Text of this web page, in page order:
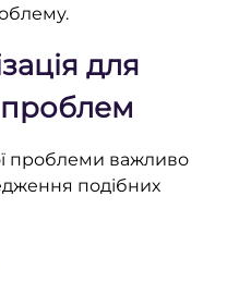
для
проблеми важливо
подібних